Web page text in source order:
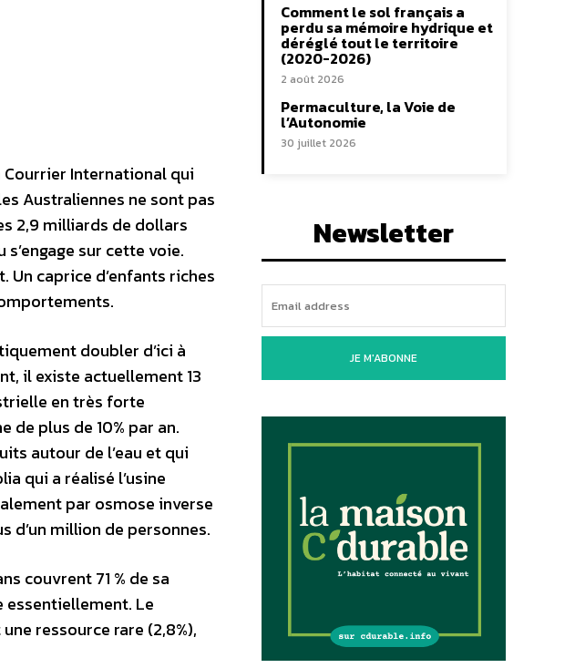
Courrier International qui
Australiennes ne sont pas
2,9 milliards de dollars
sur cette voie.
Un caprice d’enfants riches
doubler d’ici à
il existe actuellement 13
en très forte
de plus de 10% par an.
autour de l’eau et qui
qui a réalisé l’usine
par osmose inverse
million de personnes.
couvrent 71 % de sa
essentiellement. Le
ressource rare (2,8%),
Comment le sol français a
perdu sa mémoire hydrique et
déréglé tout le territoire
(2020-2026)
2 août 2026
Permaculture, la Voie de
l’Autonomie
30 juillet 2026
Newsletter
JE M'ABONNE